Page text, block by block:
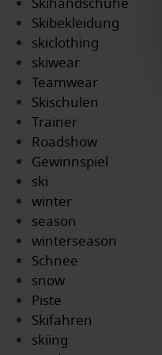
Skibekleidung
skiclothing
skiwear
Teamwear
Skischulen
Trainer
Roadshow
Gewinnspiel
ski
winter
season
winterseason
Schnee
snow
Piste
Skifahren
skiing